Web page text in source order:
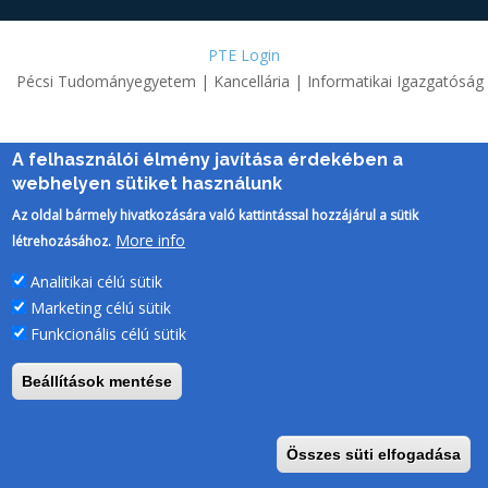
PTE Login
Pécsi Tudományegyetem | Kancellária | Informatikai Igazgatóság
A felhasználói élmény javítása érdekében a
webhelyen sütiket használunk
Az oldal bármely hivatkozására való kattintással hozzájárul a sütik
létrehozásához. More info
Analitikai célú sütik
Marketing célú sütik
Funkcionális célú sütik
Beállítások mentése
Összes süti elfogadása